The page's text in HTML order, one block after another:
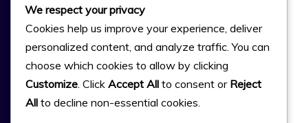
We respect your privacy
Cookies help us improve your experience, deliver
personalized content, and analyze traffic. You can
choose which cookies to allow by clicking
Customize. Click Accept All to consent or Reject
All to decline non-essential cookies.